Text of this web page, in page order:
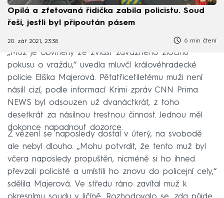
Opilá a zfetovaná řidička zabila policistu. Soud
řeší, jestli byl připoután pásem
20. zář 2021, 23:38 6 min čtení
„Muž je obviněný ze zvlášť závažného zločinu
pokusu o vraždu,“ uvedla mluvčí královéhradecké
policie Eliška Majerová. Pětatřicetiletému muži není
násilí cizí, podle informací Krimi zpráv CNN Prima
NEWS byl odsouzen už dvanáctkrát, z toho
desetkrát za násilnou trestnou činnost. Jednou měl
dokonce napadnout dozorce.
Z vězení se naposledy dostal v úterý, na svobodě
ale nebyl dlouho. „Mohu potvrdit, že tento muž byl
včera naposledy propuštěn, nicméně si ho ihned
převzali policisté a umístili ho znovu do policejní cely,“
sdělila Majerová. Ve středu ráno zavítal muž k